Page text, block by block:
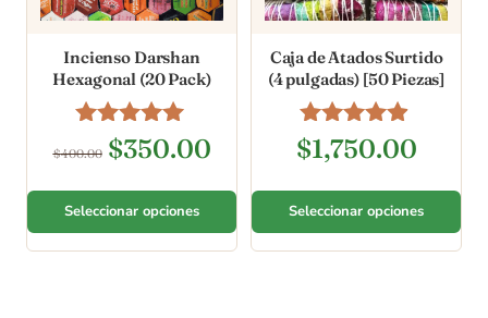
Incienso Darshan
Hexagonal (20 Pack)
Valorado en
5.00
$400.00 $350.00
Seleccionar opciones
Caja de Atados Surtido
(4 pulgadas) [50 Piezas]
Valorado en
4.78
$1,750.00
Seleccionar opciones